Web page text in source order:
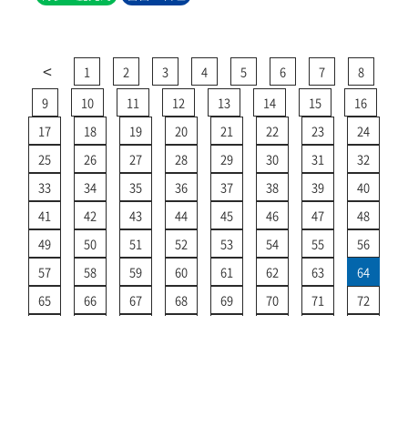
< 1 2 3 4 5 6 7
8
9
10 11 12 13 14 15
16
17
18 19 20 21 22 23
24
25
26 27 28 29 30 31
32
33
34 35 36 37 38 39
40
41
42 43 44 45 46 47
48
49
50 51 52 53 54 55
56
57
58 59 60 61 62 63
64
65
66 67 68 69 70 71
72